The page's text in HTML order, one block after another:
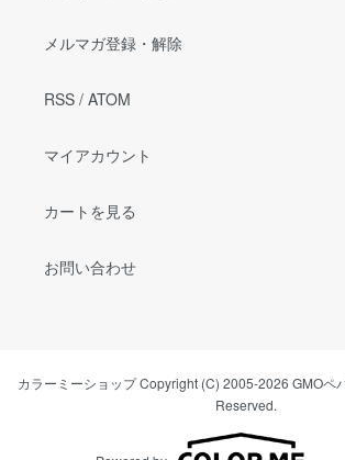
メルマガ登録・解除
RSS / ATOM
マイアカウント
カートを見る
お問い合わせ
カラーミーショップCopyright (C) 2005-2026 GMOペ
Reserved.